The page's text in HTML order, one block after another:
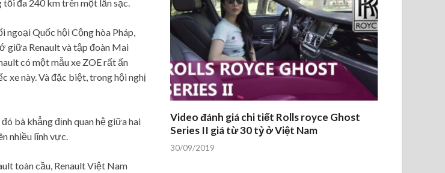
đa 240 km trên một lần sạc.
ngoại Quốc hội Cộng hòa Pháp,
giữa Renault và tập đoàn Mai
có một mẫu xe ZOE rất ấn
này. Và đặc biệt​, trong hội nghị
bà khẳng định quan hệ giữa hai
nhiều lĩnh vực.
toàn cầu, Renault Việt Nam
Video đánh giá chi tiết Rolls royce Ghost
Series II giá từ 30 tỷ ở Việt Nam
30/09/2019